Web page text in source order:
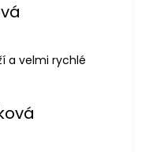
5 z 5 hvězdiček.
a velmi rychlé
1 z 5 hvězdiček.